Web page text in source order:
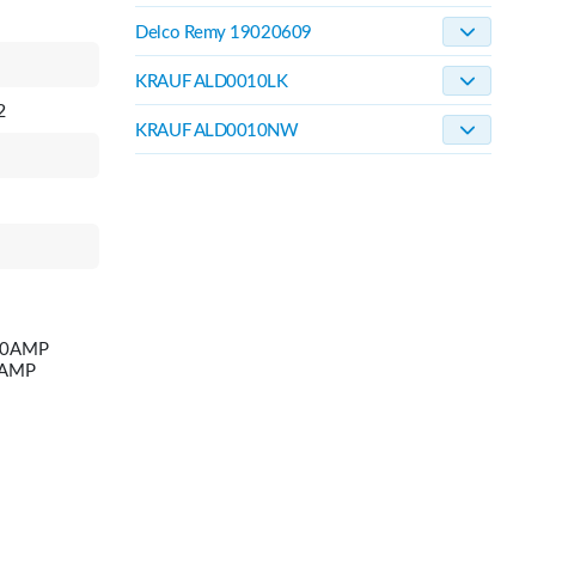
Delco Remy 19020609
KRAUF ALD0010LK
KRAUF ALD0010NW